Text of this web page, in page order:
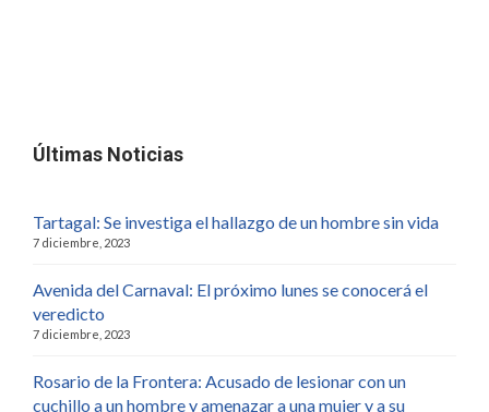
Últimas Noticias
Tartagal: Se investiga el hallazgo de un hombre sin vida
7 diciembre, 2023
Avenida del Carnaval: El próximo lunes se conocerá el
veredicto
7 diciembre, 2023
Rosario de la Frontera: Acusado de lesionar con un
cuchillo a un hombre y amenazar a una mujer y a su